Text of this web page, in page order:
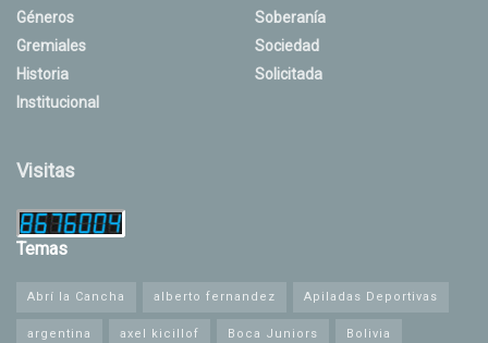
Géneros
Gremiales
Historia
Institucional
Soberanía
Sociedad
Solicitada
Visitas
Temas
Abrí la Cancha alberto fernandez Apiladas Deportivas
argentina axel kicillof Boca Juniors Bolivia